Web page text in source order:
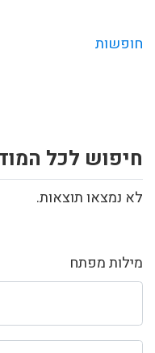
מילות מפתח
חופשות
חיפוש לכל
לא נמצאו תוצאות.